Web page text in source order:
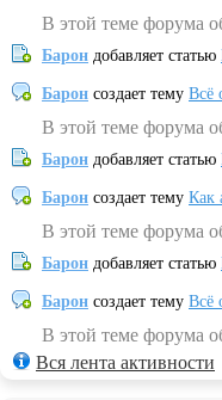
В этой теме форума
Барон добавляет статью
Барон создает тему Всё
В этой теме форума
Барон добавляет статью
Барон создает тему Как
В этой теме форума
Барон добавляет статью
Барон создает тему Всё
В этой теме форума
Вся лента активности